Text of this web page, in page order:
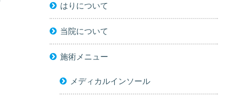
はりについて
当院について
施術メニュー
メディカルインソール